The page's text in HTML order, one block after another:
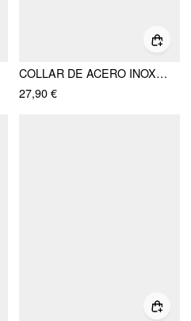
COLLAR DE ACERO INOXIDABLE PLATEADO EN ORO 18K CON PENDIENTE DE CONCHAS, ESTRELLAS DE MAR Y PERLAS FALSAS
27,90 €